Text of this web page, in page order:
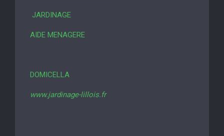
JARDINAGE
AIDE MENAGERE
DOMICELLA
www.jardinage-lillois.fr